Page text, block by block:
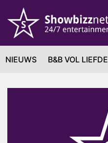
NIEUWS B&B VOL LIEFDE